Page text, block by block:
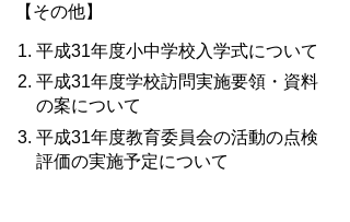
【その他】
平成31年度小中学校入学式について
平成31年度学校訪問実施要領・資料
の案について
平成31年度教育委員会の活動の点検
評価の実施予定について